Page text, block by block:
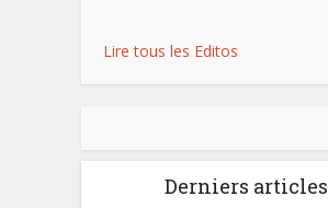
Lire tous les Editos
Derniers articles